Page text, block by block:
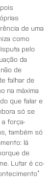
de uma
como
pelo
da
de
falhar de
na máxima
que falar e
só se
força-
também só
lá
de
Lutar é co-